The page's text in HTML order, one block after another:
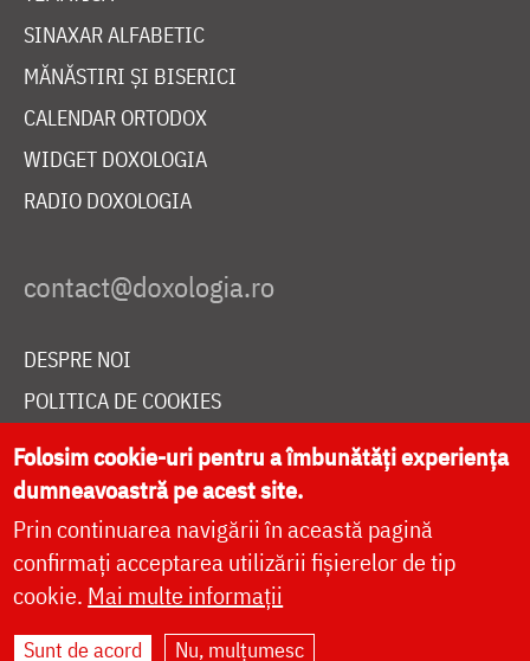
SINAXAR ALFABETIC
MĂNĂSTIRI ȘI BISERICI
CALENDAR ORTODOX
WIDGET DOXOLOGIA
RADIO DOXOLOGIA
DESPRE NOI
POLITICA DE COOKIES
DONEAZĂ ONLINE PENTRU CATEDRALA NAȚIONALĂ
LIVE
Site dezvoltat deDOXOLOGIA MEDIA
Folosim cookie-uri pentru a îmbunătăți experiența
dumneavoastră pe acest site.
Prin continuarea navigării în această pagină
confirmați acceptarea utilizării fișierelor de tip
cookie. Mai multe informații
Sunt de acord Nu, mulțumesc